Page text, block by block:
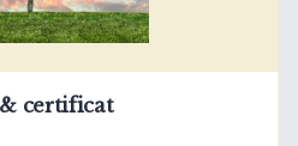
certificat